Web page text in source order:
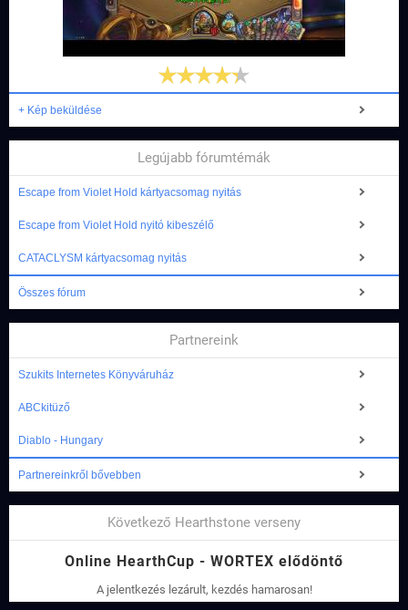
+ Kép beküldése
Legújabb fórumtémák
Escape from Violet Hold kártyacsomag nyitás
Escape from Violet Hold nyitó kibeszélő
CATACLYSM kártyacsomag nyitás
Összes fórum
Partnereink
Szukits Internetes Könyváruház
ABCkitüző
Diablo - Hungary
Partnereinkről bővebben
Következő Hearthstone verseny
Online HearthCup - WORTEX elődöntő
A jelentkezés lezárult, kezdés hamarosan!